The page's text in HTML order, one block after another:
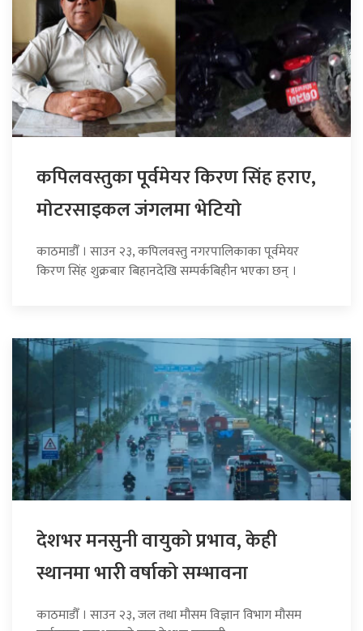
कपिलवस्तुका पूर्वमेयर किरण सिंह हराए,
माेटरसाइकल जंगलमा भेटियाे
काठमाडौँ । साउन २३, कपिलवस्तु नगरपालिकाका पूर्वमेयर
किरण सिंह शुक्रबार बिहानदेखि सम्पर्कबिहीन भएका छन् ।
देशभर मनसुनी वायुको प्रभाव, केही
स्थानमा भारी वर्षाको सम्भावना
काठमाडौँ । साउन २३, जल तथा मौसम विज्ञान विभाग मौसम